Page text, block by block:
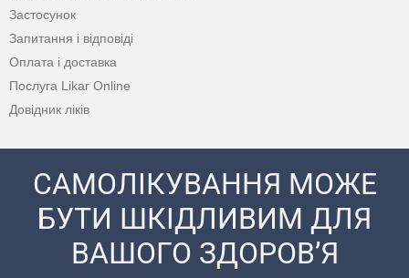
Застосунок
Запитання і відповіді
Оплата і доставка
Послуга Likar Online
Довідник ліків
САМОЛІКУВАННЯ МОЖЕ
БУТИ ШКІДЛИВИМ ДЛЯ
ВАШОГО ЗДОРОВ’Я